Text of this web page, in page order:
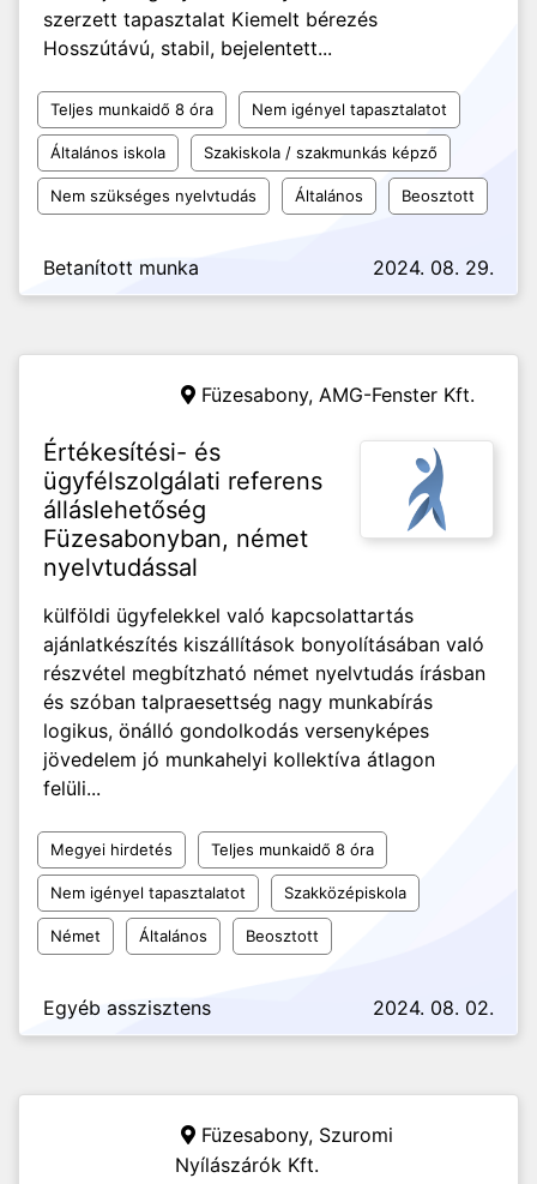
szerzett tapasztalat Kiemelt bérezés
Hosszútávú, stabil, bejelentett...
Teljes munkaidő 8 óra Nem igényel tapasztalatot
Általános iskola Szakiskola / szakmunkás képző
Nem szükséges nyelvtudás Általános Beosztott
Betanított munka 2024. 08. 29.
Füzesabony, AMG-Fenster Kft.
Értékesítési- és
ügyfélszolgálati referens
álláslehetőség
Füzesabonyban, német
nyelvtudással
külföldi ügyfelekkel való kapcsolattartás
ajánlatkészítés kiszállítások bonyolításában való
részvétel megbítzható német nyelvtudás írásban
és szóban talpraesettség nagy munkabírás
logikus, önálló gondolkodás versenyképes
jövedelem jó munkahelyi kollektíva átlagon
felüli...
Megyei hirdetés Teljes munkaidő 8 óra
Nem igényel tapasztalatot Szakközépiskola
Német Általános Beosztott
Egyéb asszisztens 2024. 08. 02.
Füzesabony, Szuromi
Nyílászárók Kft.